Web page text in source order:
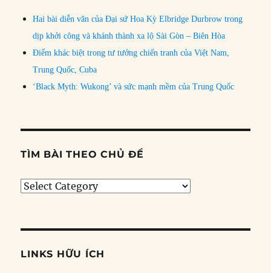
Hai bài diễn văn của Đại sứ Hoa Kỳ Elbridge Durbrow trong
dịp khởi công và khánh thành xa lộ Sài Gòn – Biên Hòa
Điểm khác biệt trong tư tưởng chiến tranh của Việt Nam,
Trung Quốc, Cuba
‘Black Myth: Wukong’ và sức mạnh mềm của Trung Quốc
TÌM BÀI THEO CHỦ ĐỀ
Tìm
đề
LINKS HỮU ÍCH